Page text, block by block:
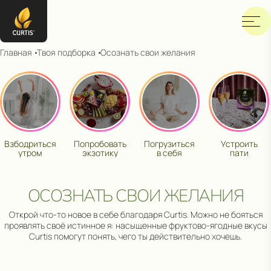
Главная Твоя подборка Осознать свои желания
Взбодриться
утром
Попробовать
экзотику
Погрузиться
в себя
Устроить
пати
ОСОЗНАТЬ СВОИ ЖЕЛАНИЯ
Открой что-то новое в себе благодаря Curtis. Можно не бояться
проявлять своё истинное я: насыщенные фруктово-ягодные вкусы
Curtis помогут понять, чего ты действительно хочешь.